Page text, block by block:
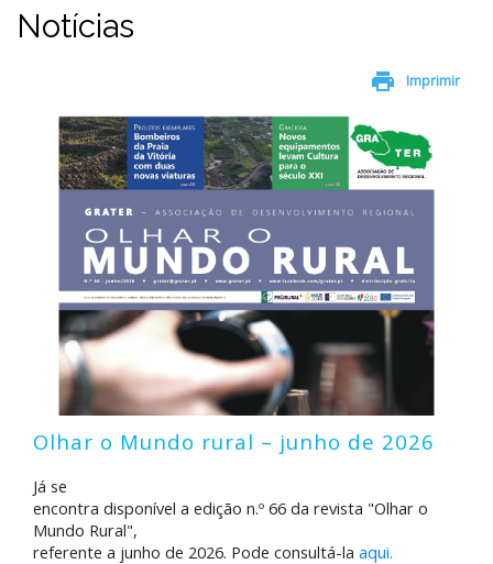
Notícias
print Imprimir
Olhar o Mundo rural – junho de 2026
Já se
encontra disponível a edição n.º 66 da revista "Olhar o
Mundo Rural",
referente a junho de 2026. Pode consultá-la aqui.